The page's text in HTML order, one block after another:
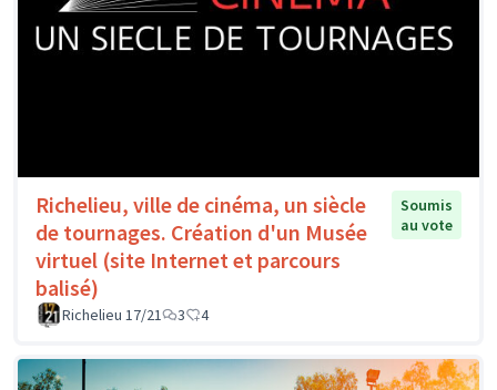
Richelieu, ville de cinéma, un siècle
de tournages. Création d'un Musée
virtuel (site Internet et parcours
balisé)
Soumis
au vote
Richelieu 17/21 3 4